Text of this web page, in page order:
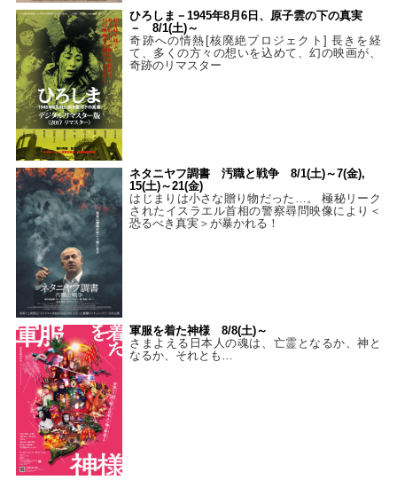
ひろしま－1945年8月6日、原子雲の下の真実
－ 8/1(土)～
奇跡への情熱[核廃絶プロジェクト] 長きを経
て、多くの方々の想いを込めて、幻の映画が、
奇跡のリマスター
ネタニヤフ調書 汚職と戦争 8/1(土)～7(金),
15(土)～21(金)
はじまりは小さな贈り物だった…。 極秘リーク
されたイスラエル首相の警察尋問映像により＜
恐るべき真実＞が暴かれる！
軍服を着た神様 8/8(土)～
さまよえる日本人の魂は、亡霊となるか、神と
なるか、それとも…